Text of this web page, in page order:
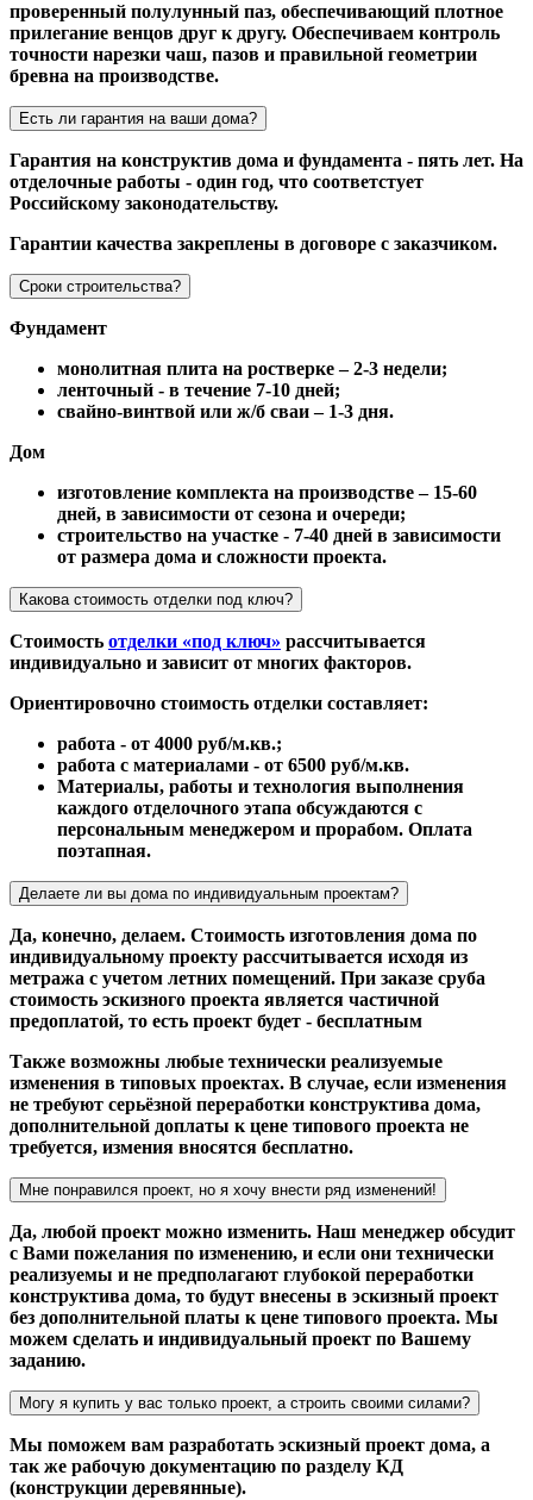
проверенный полулунный паз, обеспечивающий плотное
прилегание венцов друг к другу. Обеспечиваем контроль
точности нарезки чаш, пазов и правильной геометрии
бревна на производстве.
Есть ли гарантия на ваши дома?
Гарантия на конструктив дома и фундамента - пять лет. На
отделочные работы - один год, что соответстует
Российскому законодательству.
Гарантии качества закреплены в договоре с заказчиком.
Сроки строительства?
Фундамент
монолитная плита на ростверке – 2-3 недели;
ленточный - в течение 7-10 дней;
свайно-винтвой или ж/б сваи – 1-3 дня.
Дом
изготовление комплекта на производстве – 15-60
дней, в зависимости от сезона и очереди;
строительство на участке - 7-40 дней в зависимости
от размера дома и сложности проекта.
Какова стоимость отделки под ключ?
Стоимость отделки «под ключ» рассчитывается
индивидуально и зависит от многих факторов.
Ориентировочно стоимость отделки составляет:
работа - от 4000 руб/м.кв.;
работа с материалами - от 6500 руб/м.кв.
Материалы, работы и технология выполнения
каждого отделочного этапа обсуждаются с
персональным менеджером и прорабом. Оплата
поэтапная.
Делаете ли вы дома по индивидуальным проектам?
Да, конечно, делаем. Стоимость изготовления дома по
индивидуальному проекту рассчитывается исходя из
метража с учетом летних помещений. При заказе сруба
стоимость эскизного проекта является частичной
предоплатой, то есть проект будет - бесплатным
Также возможны любые технически реализуемые
изменения в типовых проектах. В случае, если изменения
не требуют серьёзной переработки конструктива дома,
дополнительной доплаты к цене типового проекта не
требуется, измения вносятся бесплатно.
Мне понравился проект, но я хочу внести ряд изменений!
Да, любой проект можно изменить. Наш менеджер обсудит
с Вами пожелания по изменению, и если они технически
реализуемы и не предполагают глубокой переработки
конструктива дома, то будут внесены в эскизный проект
без дополнительной платы к цене типового проекта. Мы
можем сделать и индивидуальный проект по Вашему
заданию.
Могу я купить у вас только проект, а строить своими силами?
Мы поможем вам разработать эскизный проект дома, а
так же рабочую документацию по разделу КД
(конструкции деревянные).